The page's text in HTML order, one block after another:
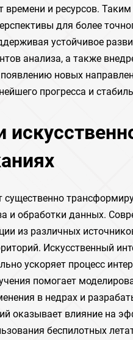
времени и ресурсов.
для более
устойчивое
анализа, а также
новых
прогресса и
и обработки данных.
из различных
Искусственный
ускоряет процесс
помогает
в недрах и
оказывает влияние на
беспилотных